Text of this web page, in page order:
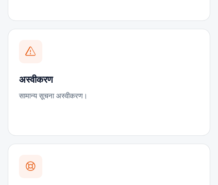
अस्वीकरण
सामान्य सूचना अस्वीकरण।